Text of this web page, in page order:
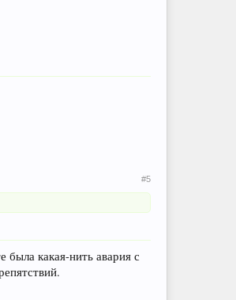
#5
какая-нить авария с